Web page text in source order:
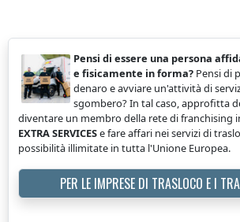
Pensi di essere una persona
e fisicamente in forma? Pensi di
denaro e avviare un'attività di
sgombero? In tal caso, approfitta
diventare un membro della rete di franchising
EXTRA SERVICESe fare affari nei servizi di
possibilità illimitate in tutta l'Unione Europea.
PER LE IMPRESE DI TRASLOCO E I